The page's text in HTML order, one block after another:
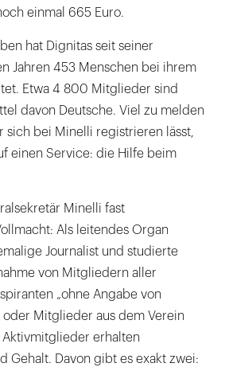
einmal 665 Euro.
hat Dignitas seit seiner
Jahren 453 Menschen bei ihrem
Etwa 4 800 Mitglieder sind
davon Deutsche. Viel zu melden
sich bei Minelli registrieren lässt,
einen Service: die Hilfe beim
Minelli fast
Als leitendes Organ
Journalist und studierte
von Mitgliedern aller
„ohne Angabe von
oder Mitglieder aus dem Verein
erhalten
Gehalt. Davon gibt es exakt zwei: